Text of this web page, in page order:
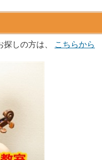
探しの方は、
こちらから